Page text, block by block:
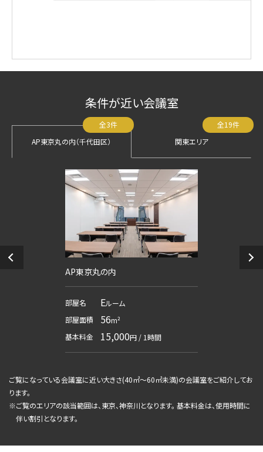
条件が近い会議室
AP東京丸の内（千代田区）
全3件
関東エリア
全19件
AP東京丸の内
部屋名 Eルーム
部屋面積
56m²
基本料金
15,000円 / 1時間
ご覧になっている会議室に近い大きさ(40㎡～60㎡未満)の会議室をご紹介してお
ります。
※ご覧のエリアの該当範囲は、東京、神奈川となります。 基本料金は、使用時間に
伴い割引となります。